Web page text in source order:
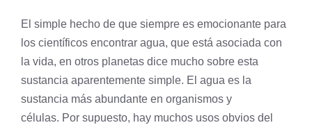
El simple hecho de que siempre es emocionante para
los científicos encontrar agua, que está asociada con
la vida, en otros planetas dice mucho sobre esta
sustancia aparentemente simple. El agua es la
sustancia más abundante en organismos y
células. Por supuesto, hay muchos usos obvios del